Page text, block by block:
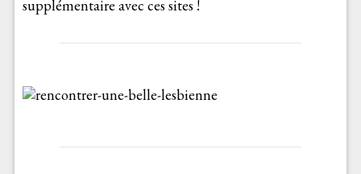
supplémentaire avec ces sites !